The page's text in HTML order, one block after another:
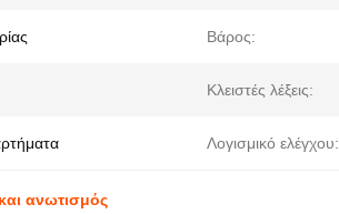
Βάρος:
Κλειστές λέξεις:
Λογισμικό ελέγχου:
ανωτισμός